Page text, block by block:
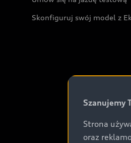
Skonfiguruj swój model z
Szanujemy
Strona
oraz